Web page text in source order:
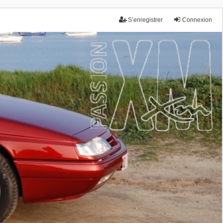
Connexion
S’enregistrer